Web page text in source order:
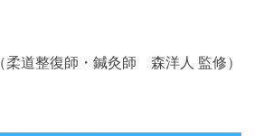
（柔道整復師・鍼灸師 森洋人 監修）